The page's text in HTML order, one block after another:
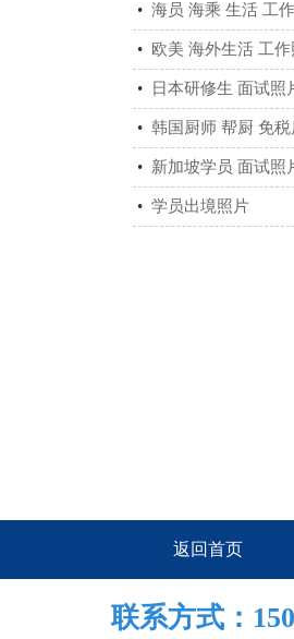
• 海员 海乘 生活 工
• 欧美 海外生活 工
• 日本研修生 面试照
• 韩国厨师 帮厨 免
• 新加坡学员 面试照
• 学员出境照片
返回首页
联系方式：